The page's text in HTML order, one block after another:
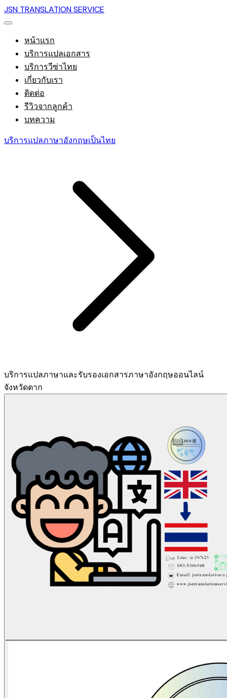
JSN TRANSLATION SERVICE
หน้าแรก
บริการแปลเอกสาร
บริการวีซ่าไทย
เกี่ยวกับเรา
ติดต่อ
รีวิวจากลูกค้า
บทความ
บริการแปลภาษาอังกฤษเป็นไทย
บริการแปลภาษาและรับรองเอกสารภาษาอังกฤษออนไลน์
จังหวัดตาก